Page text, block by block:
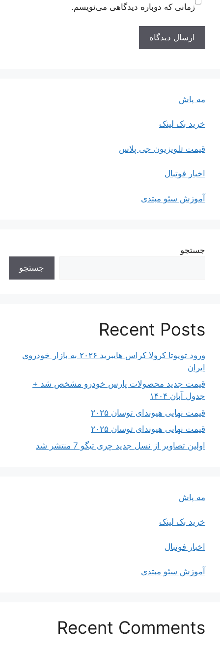
زمانی که دوباره دیدگاهی می‌نویسم.
مه پاش
خرید بک لینک
قیمت تلویزیون جی پلاس
اخبار فوتبال
آموزش سئو مبتدی
جستجو
جستجو
Recent Posts
ورود تویوتا کرولا کراس هایبرید ۲۰۲۶ به بازار خودروی
ایران
قیمت جدید محصولات پارس خودرو مشخص شد +
جدول آبان ۱۴۰۴
قیمت نهایی هیوندای توسان ۲۰۲۵
قیمت نهایی هیوندای توسان ۲۰۲۵
اولین تصاویر از نسل جدید چری تیگو 7 منتشر شد
مه پاش
خرید بک لینک
اخبار فوتبال
آموزش سئو مبتدی
Recent Comments